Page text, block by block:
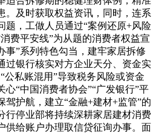
。及时获取权益资讯，同时，连系
题，工做人员通过“案例还原+风险
费平安线”为从题的消费者权益宣
事”系列特色勾当，建牢家居拆修
过银行核实对方企业天分、资金实
公私账混用”导致税务风险或资金
心“中国消费者协会”“广发银行”平
驾护航，建立“金融+建材+监管”的
行停业部将持续深耕家居建材消费
供给账户办理取信贷征询办事。面